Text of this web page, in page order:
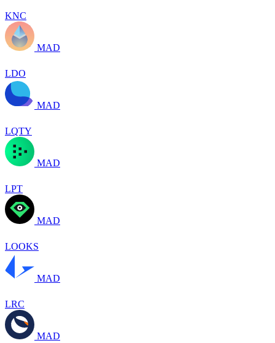
KNC
MAD
LDO
MAD
LQTY
MAD
LPT
MAD
LOOKS
MAD
LRC
MAD